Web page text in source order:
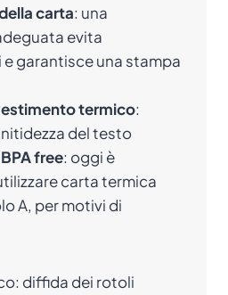
carta: una
evita
garantisce una stampa
termico:
del testo
free: oggi è
carta termica
A, per motivi di
diffida dei rotoli